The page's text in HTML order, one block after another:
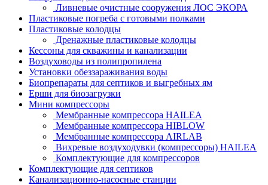
Ливневые очистные сооружения ЛОС ЭКОРА
Пластиковые погреба с готовыми полками
Пластиковые колодцы
Дренажные пластиковые колодцы
Кессоны для скважины и канализации
Воздуховоды из полипропилена
Установки обеззараживания воды
Биопрепараты для септиков и выгребных ям
Ерши для биозагрузки
Мини компрессоры
Мембранные компрессора HAILEA
Мембранные компрессора HIBLOW
Мембранные компрессора AIRLAB
Вихревые воздуходувки (компрессоры) HAILEA
Комплектующие для компрессоров
Комплектующие для септиков
Канализационно-насосные станции